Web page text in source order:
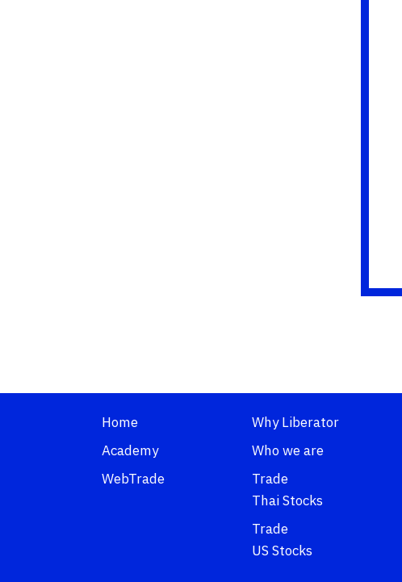
Home
Academy
WebTrade
Why Liberator
Who we are
Trade
Thai Stocks
Trade
US Stocks